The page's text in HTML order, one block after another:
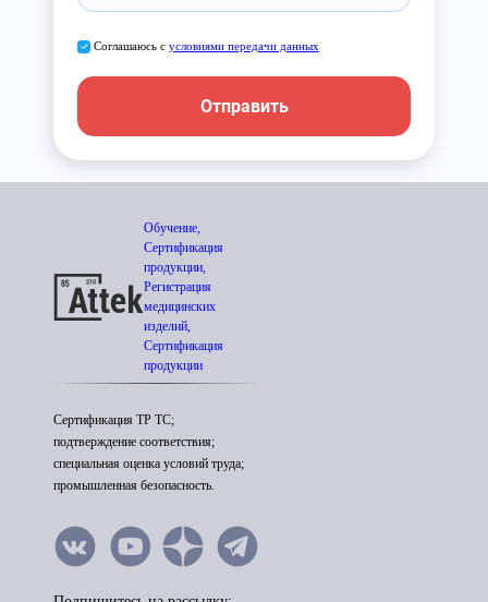
Соглашаюсь с условиями передачи данных
Отправить
Обучение,
Сертификация
продукции,
Регистрация
медицинских
изделий,
Сертификация
продукции
Сертификация ТР ТС;
подтверждение соответствия;
специальная оценка условий труда;
промышленная безопасность.